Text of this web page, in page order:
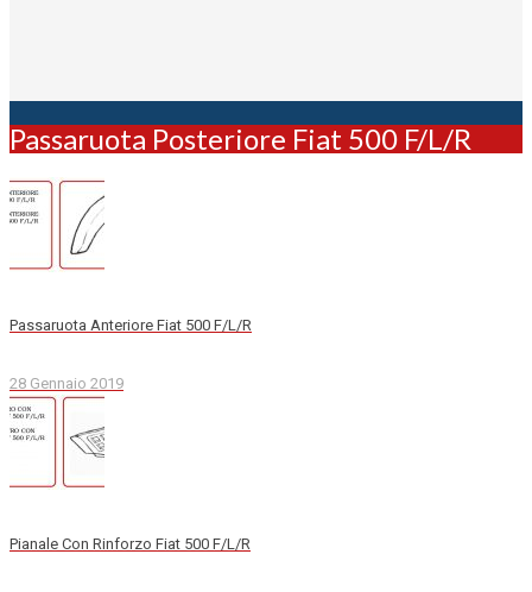
Passaruota Posteriore Fiat 500 F/L/R
Passaruota Anteriore Fiat 500 F/L/R
28 Gennaio 2019
Pianale Con Rinforzo Fiat 500 F/L/R